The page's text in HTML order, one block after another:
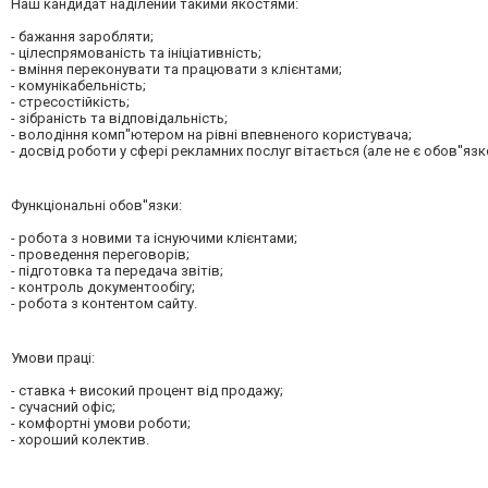
Наш кандидат наділений такими якостями:
- бажання заробляти;
- цілеспрямованість та ініціативність;
- вміння переконувати та працювати з клієнтами;
- комунікабельність;
- стресостійкість;
- зібраність та відповідальність;
- володіння комп''ютером на рівні впевненого користувача;
- досвід роботи у сфері рекламних послуг вітається (але не є
Функціональні обов''язки:
- робота з новими та існуючими клієнтами;
- проведення переговорів;
- підготовка та передача звітів;
- контроль документообігу;
- робота з контентом сайту.
Умови праці:
- ставка + високий процент від продажу;
- сучасний офіс;
- комфортні умови роботи;
- хороший колектив.